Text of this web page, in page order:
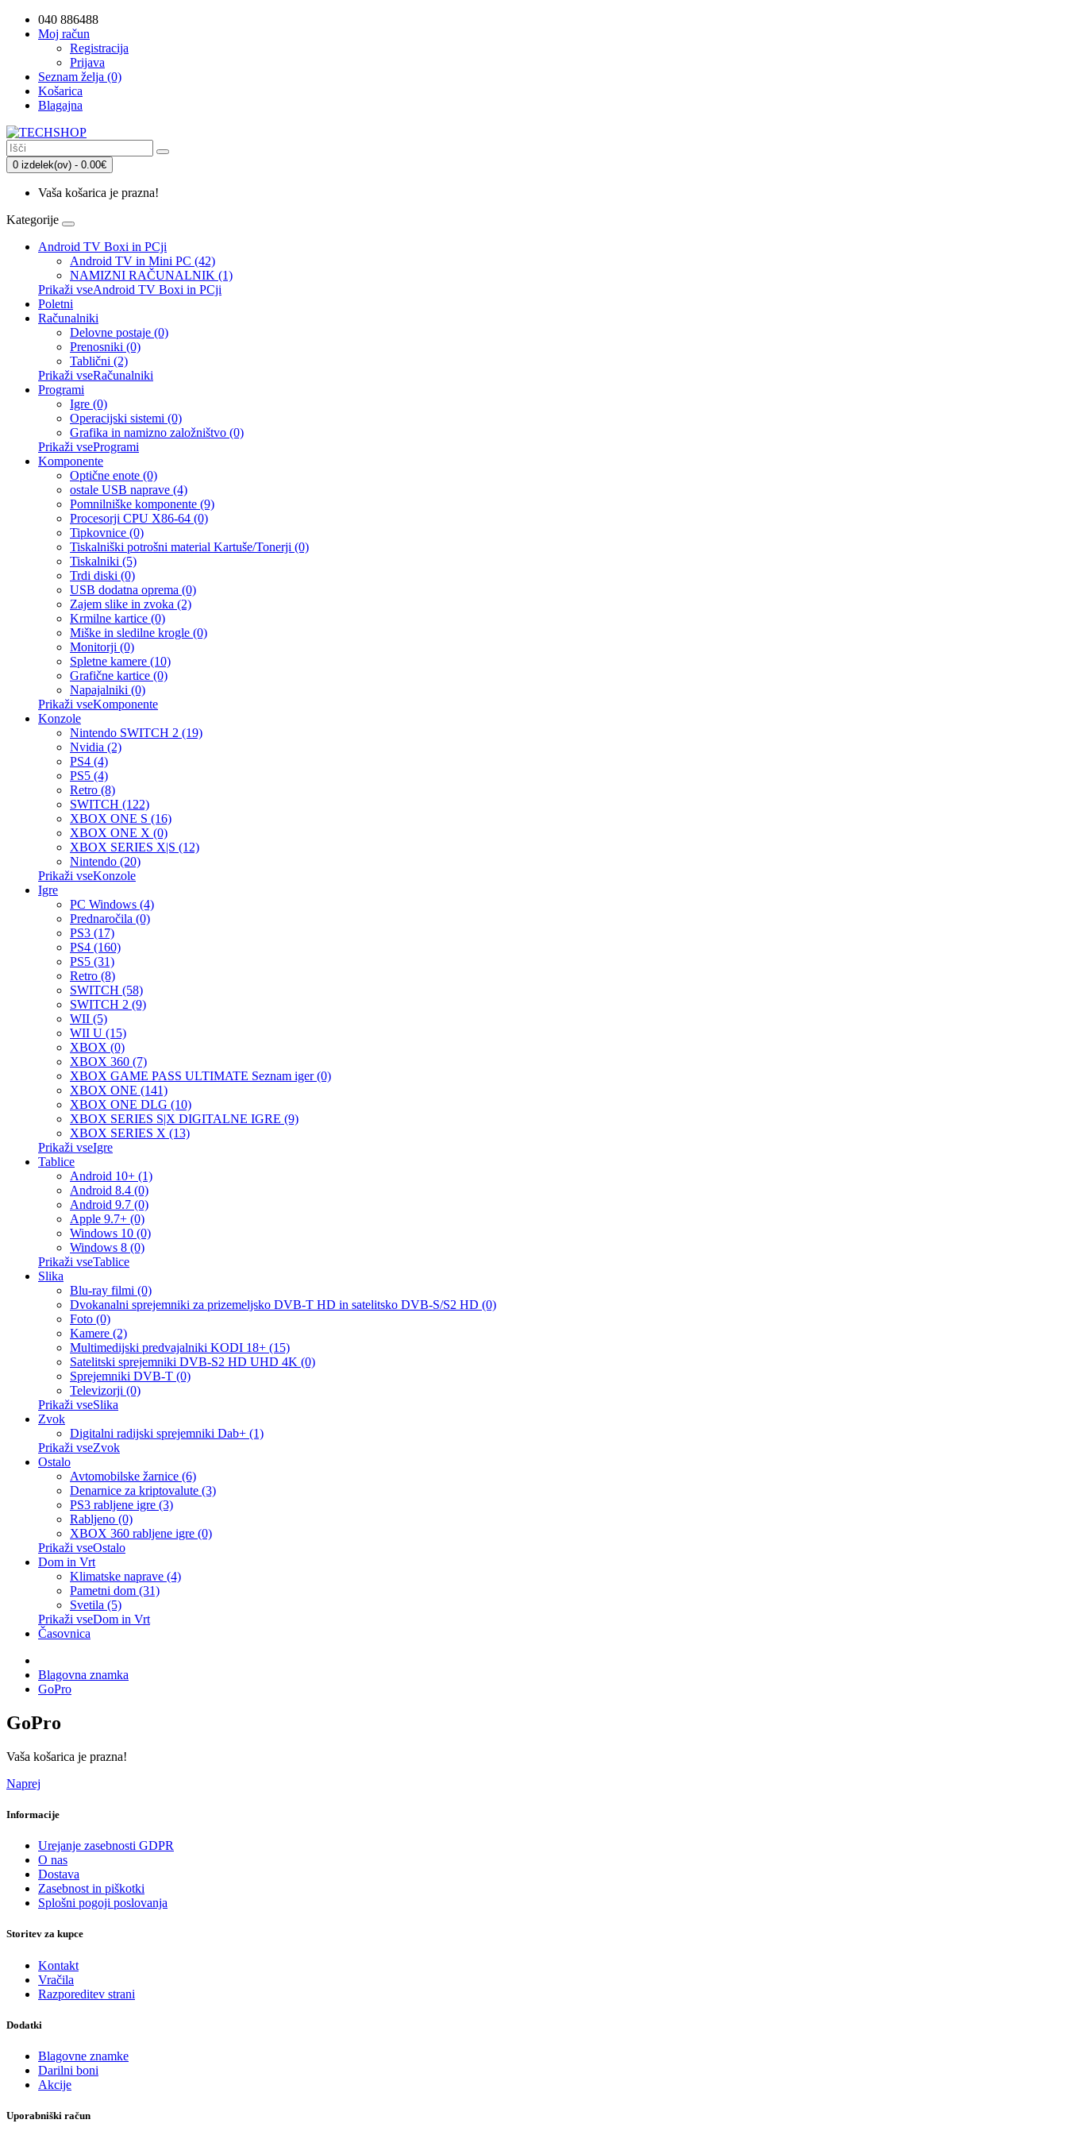
040 886488
Moj račun
Registracija
Prijava
Seznam želja (0)
Košarica
Blagajna
0 izdelek(ov) - 0.00€
Vaša košarica je prazna!
Kategorije
Android TV Boxi in PCji
Android TV in Mini PC (42)
NAMIZNI RAČUNALNIK (1)
Prikaži vseAndroid TV Boxi in PCji
Poletni
Računalniki
Delovne postaje (0)
Prenosniki (0)
Tablični (2)
Prikaži vseRačunalniki
Programi
Igre (0)
Operacijski sistemi (0)
Grafika in namizno založništvo (0)
Prikaži vseProgrami
Komponente
Optične enote (0)
ostale USB naprave (4)
Pomnilniške komponente (9)
Procesorji CPU X86-64 (0)
Tipkovnice (0)
Tiskalniški potrošni material Kartuše/Tonerji (0)
Tiskalniki (5)
Trdi diski (0)
USB dodatna oprema (0)
Zajem slike in zvoka (2)
Krmilne kartice (0)
Miške in sledilne krogle (0)
Monitorji (0)
Spletne kamere (10)
Grafične kartice (0)
Napajalniki (0)
Prikaži vseKomponente
Konzole
Nintendo SWITCH 2 (19)
Nvidia (2)
PS4 (4)
PS5 (4)
Retro (8)
SWITCH (122)
XBOX ONE S (16)
XBOX ONE X (0)
XBOX SERIES X|S (12)
Nintendo (20)
Prikaži vseKonzole
Igre
PC Windows (4)
Prednaročila (0)
PS3 (17)
PS4 (160)
PS5 (31)
Retro (8)
SWITCH (58)
SWITCH 2 (9)
WII (5)
WII U (15)
XBOX (0)
XBOX 360 (7)
XBOX GAME PASS ULTIMATE Seznam iger (0)
XBOX ONE (141)
XBOX ONE DLG (10)
XBOX SERIES S|X DIGITALNE IGRE (9)
XBOX SERIES X (13)
Prikaži vseIgre
Tablice
Android 10+ (1)
Android 8.4 (0)
Android 9.7 (0)
Apple 9.7+ (0)
Windows 10 (0)
Windows 8 (0)
Prikaži vseTablice
Slika
Blu-ray filmi (0)
Dvokanalni sprejemniki za prizemeljsko DVB-T HD in satelitsko DVB-S/S2 HD (0)
Foto (0)
Kamere (2)
Multimedijski predvajalniki KODI 18+ (15)
Satelitski sprejemniki DVB-S2 HD UHD 4K (0)
Sprejemniki DVB-T (0)
Televizorji (0)
Prikaži vseSlika
Zvok
Digitalni radijski sprejemniki Dab+ (1)
Prikaži vseZvok
Ostalo
Avtomobilske žarnice (6)
Denarnice za kriptovalute (3)
PS3 rabljene igre (3)
Rabljeno (0)
XBOX 360 rabljene igre (0)
Prikaži vseOstalo
Dom in Vrt
Klimatske naprave (4)
Pametni dom (31)
Svetila (5)
Prikaži vseDom in Vrt
Časovnica
Blagovna znamka
GoPro
GoPro
Vaša košarica je prazna!
Naprej
Informacije
Urejanje zasebnosti GDPR
O nas
Dostava
Zasebnost in piškotki
Splošni pogoji poslovanja
Storitev za kupce
Kontakt
Vračila
Razporeditev strani
Dodatki
Blagovne znamke
Darilni boni
Akcije
Uporabniški račun